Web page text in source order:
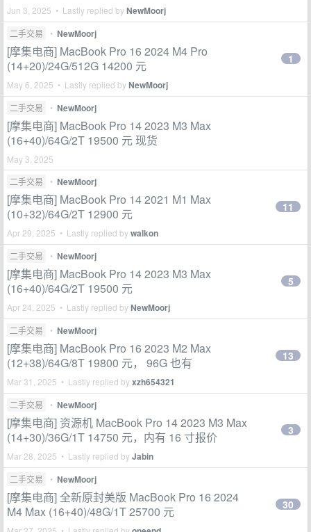
Jun 3, 2025 • Lastly replied byNewMoorj
二手交易 • NewMoorj
[摩集电商] MacBook Pro 16 2024 M4 Pro
(14+20)/24G/512G 14200 元
May 6, 2025 • Lastly replied byNewMoorj
1
二手交易 • NewMoorj
[摩集电商] MacBook Pro 14 2023 M3 Max
(16+40)/64G/2T 19500 元 现货
May 3, 2025
二手交易
• NewMoorj
[摩集电商] MacBook Pro 14 2021 M1 Max
(10+32)/64G/2T 12900 元
Apr 29, 2025 • Lastly replied bywalkon
11
二手交易 • NewMoorj
[摩集电商] MacBook Pro 14 2023 M3 Max
(16+40)/64G/2T 19500 元
Apr 24, 2025 • Lastly replied byNewMoorj
5
二手交易 • NewMoorj
[摩集电商] MacBook Pro 16 2023 M2 Max
(12+38)/64G/8T 19800 元， 96G 也有
Mar 31, 2025 • Lastly replied byxzh654321
13
二手交易 • NewMoorj
[摩集电商] 资源机 MacBook Pro 14 2023 M3 Max
(14+30)/36G/1T 14750 元，内有 16 寸报价
Mar 28, 2025 • Lastly replied byJabin
3
二手交易 • NewMoorj
[摩集电商] 全新原封美版 MacBook Pro 16 2024
M4 Max (16+40)/48G/1T 25700 元
30